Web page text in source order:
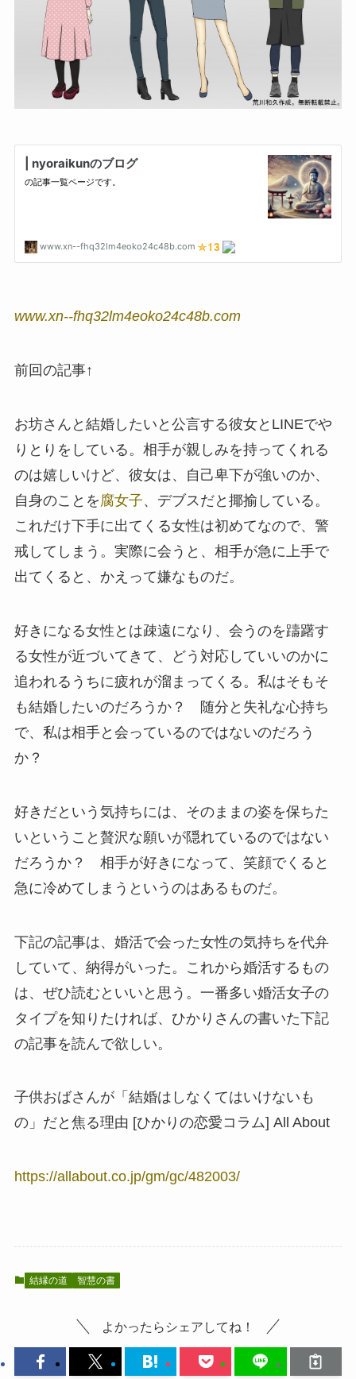
www.xn--fhq32lm4eoko24c48b.com
前回の記事↑
お坊さんと結婚したいと公言する彼女とLINEでや
りとりをしている。相手が親しみを持ってくれる
のは嬉しいけど、彼女は、自己卑下が強いのか、
自身のことを腐女子、デブスだと揶揄している。
これだけ下手に出てくる女性は初めてなので、警
戒してしまう。実際に会うと、相手が急に上手で
出てくると、かえって嫌なものだ。
好きになる女性とは疎遠になり、会うのを躊躇す
る女性が近づいてきて、どう対応していいのかに
追われるうちに疲れが溜まってくる。私はそもそ
も結婚したいのだろうか？ 随分と失礼な心持ち
で、私は相手と会っているのではないのだろう
か？
好きだという気持ちには、そのままの姿を保ちた
いということ贅沢な願いが隠れているのではない
だろうか？ 相手が好きになって、笑顔でくると
急に冷めてしまうというのはあるものだ。
下記の記事は、婚活で会った女性の気持ちを代弁
していて、納得がいった。これから婚活するもの
は、ぜひ読むといいと思う。一番多い婚活女子の
タイプを知りたければ、ひかりさんの書いた下記
の記事を読んで欲しい。
子供おばさんが「結婚はしなくてはいけないも
の」だと焦る理由 [ひかりの恋愛コラム] All About
https://allabout.co.jp/gm/gc/482003/
結縁の道 智慧の書
よかったらシェアしてね！